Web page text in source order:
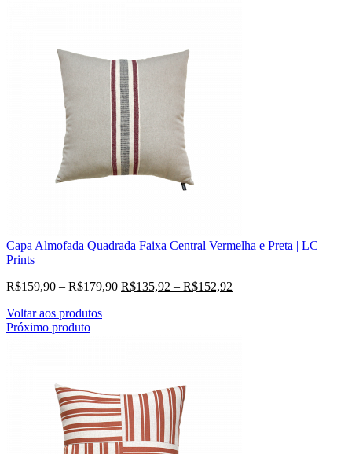
Capa Almofada Quadrada Faixa Central Vermelha e Preta | LC
Prints
R$159,90–R$179,90 R$135,92 – R$152,92
Voltar aos produtos
Próximo produto